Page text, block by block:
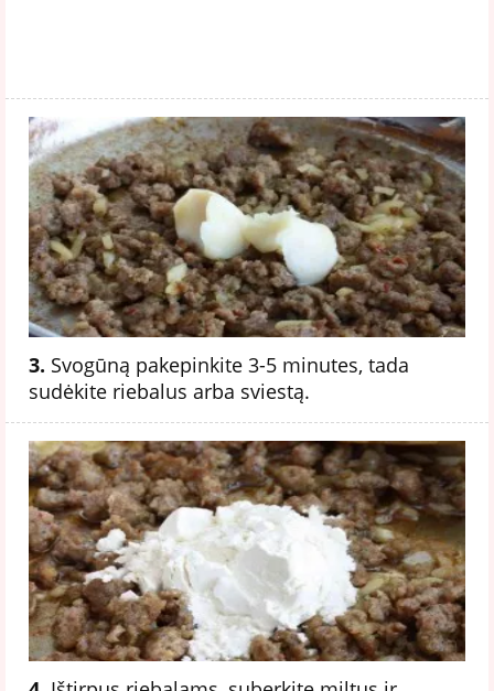
3. Svogūną pakepinkite 3-5 minutes, tada
sudėkite riebalus arba sviestą.